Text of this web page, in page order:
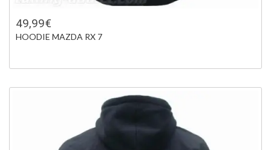
49,99€
HOODIE MAZDA RX 7